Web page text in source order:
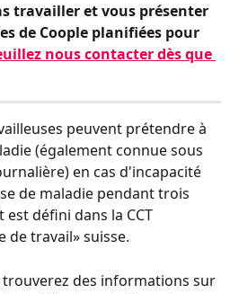
travailler et vous présenter
de Coople planifiées pour
nous contacter dès que
peuvent prétendre à
(également connue sous
en cas d'incapacité
de maladie pendant trois
défini dans la CCT
de travail» suisse.
trouverez des informations sur